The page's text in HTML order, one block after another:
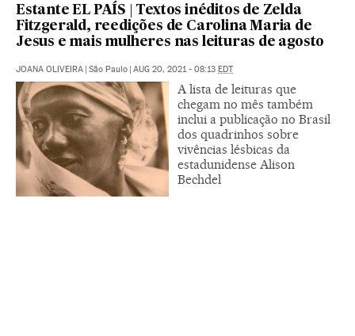
Estante EL PAÍS | Textos inéditos de Zelda
Fitzgerald, reedições de Carolina Maria de
Jesus e mais mulheres nas leituras de agosto
JOANA OLIVEIRA | São Paulo | AUG 20, 2021 - 08:13 EDT
A lista de leituras que
chegam no mês também
inclui a publicação no Brasil
dos quadrinhos sobre
vivências lésbicas da
estadunidense Alison
Bechdel